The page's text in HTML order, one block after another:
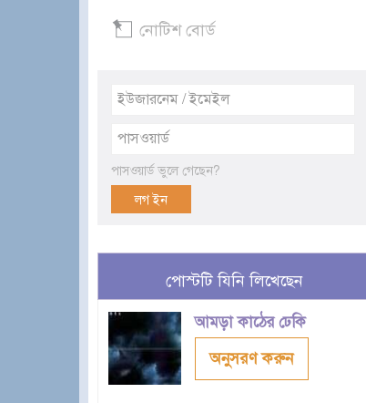
নোটিশ বোর্ড
পাসওয়ার্ড ভুলে গেছেন?
পোস্টটি যিনি লিখেছেন
আমড়া কাঠের ঢেকি
অনুসরণ করুন